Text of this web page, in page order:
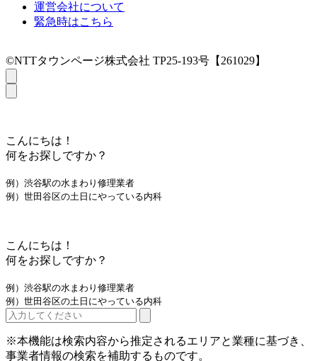
運営会社について
緊急時はこちら
©NTTタウンページ株式会社 TP25-193号【261029】
こんにちは！
何をお探しですか？
例）渋谷駅の水まわり修理業者
例）世田谷区の土日にやっている内科
こんにちは！
何をお探しですか？
例）渋谷駅の水まわり修理業者
例）世田谷区の土日にやっている内科
※本機能は検索内容から推定されるエリアと業種に基づき、
事業者情報の検索を補助するものです。